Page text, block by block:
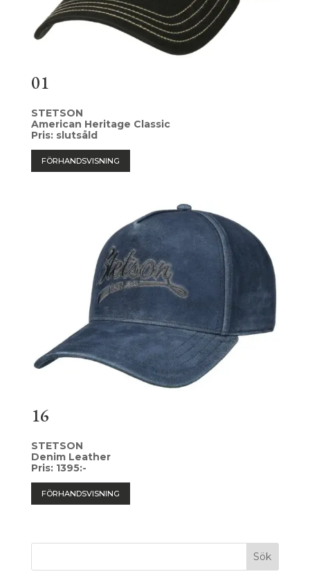
01
STETSON
American Heritage Classic
Pris: slutsåld
FÖRHANDSVISNING
16
STETSON
Denim Leather
Pris: 1395:-
FÖRHANDSVISNING
Sök